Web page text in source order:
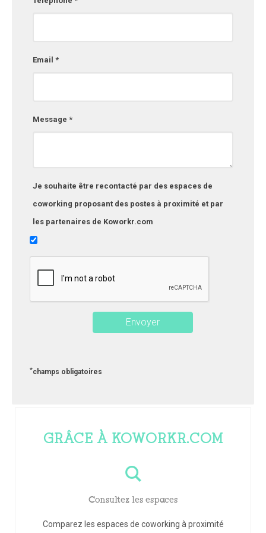
Email *
Message *
Je souhaite être recontacté par des espaces de
coworking proposant des postes à proximité et par
les partenaires de Koworkr.com
*champs obligatoires
GRÂCE À KOWORKR.COM
Consultez les espaces
Comparez les espaces de coworking à proximité